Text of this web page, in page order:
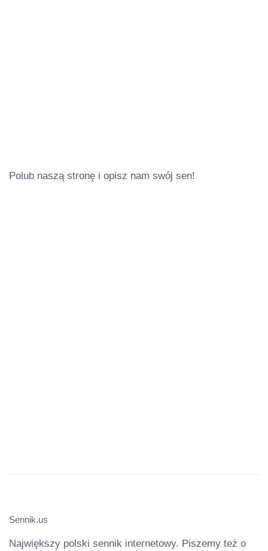
Polub naszą stronę i opisz nam swój sen!
Sennik.us
Największy polski sennik internetowy. Piszemy też o